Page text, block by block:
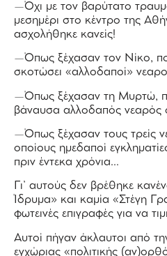
—Όχι με τον βαρύτατο
μεσημέρι στο κέντρο της
ασχολήθηκε κανείς!
—Όπως ξέχασαν τον Νίκο,
σκοτώσει «αλλοδαποί»
—Όπως ξέχασαν τη Μυρτώ,
βάναυσα αλλοδαπός νεαρός
—Όπως ξέχασαν τους τρείς
οποίους ημεδαποί
πριν έντεκα χρόνια…
Γι’ αυτούς δεν βρέθηκε
Ίδρυμα» και καμία «Στέγη
φωτεινές επιγραφές για να
Αυτοί πήγαν άκλαυτοι από την
εγχώριας «πολιτικής